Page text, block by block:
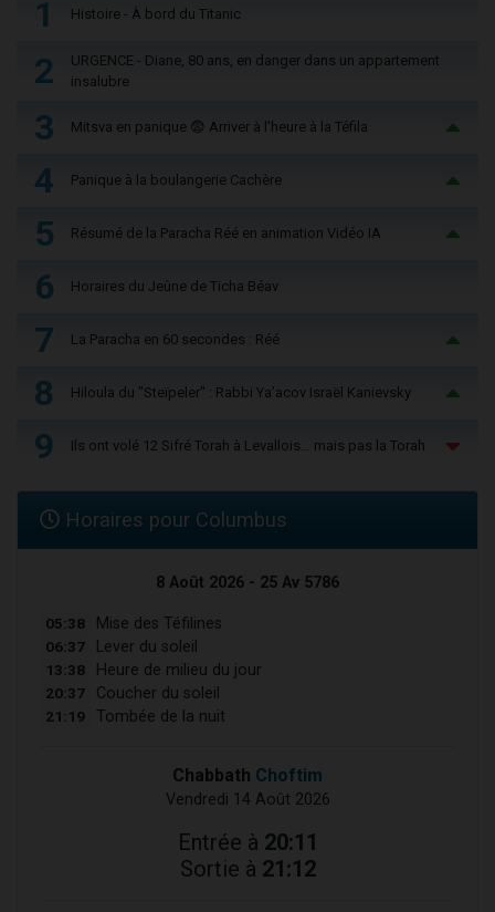
1 Histoire - À bord du Titanic
2
URGENCE - Diane, 80 ans, en danger dans un appartement
insalubre
3 Mitsva en panique 😨 Arriver à l'heure à la Téfila
4 Panique à la boulangerie Cachère
5 Résumé de la Paracha Réé en animation Vidéo IA
6 Horaires du Jeûne de Ticha Béav
7 La Paracha en 60 secondes : Réé
8 Hiloula du "Steïpeler" : Rabbi Ya’acov Israël Kanievsky
9 Ils ont volé 12 Sifré Torah à Levallois… mais pas la Torah
Horaires pour Columbus
8 Août 2026 - 25 Av 5786
05:38 Mise des Téfilines
06:37 Lever du soleil
13:38 Heure de milieu du jour
20:37 Coucher du soleil
21:19 Tombée de la nuit
Chabbath Choftim
Vendredi 14 Août 2026
Entrée à 20:11
Sortie à 21:12